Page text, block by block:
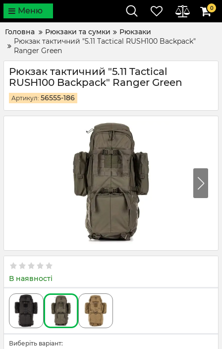
Меню 0
Головна Рюкзаки та сумки
Рюкзаки
Рюкзак тактичний "5.11 Tactical RUSH100 Backpack"
Ranger Green
Рюкзак тактичний "5.11 Tactical
RUSH100 Backpack" Ranger Green
Артикул: 56555-186
В наявності
Виберіть варіант: